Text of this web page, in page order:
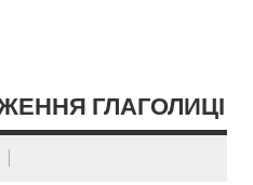
ГЛАГОЛИЦІ